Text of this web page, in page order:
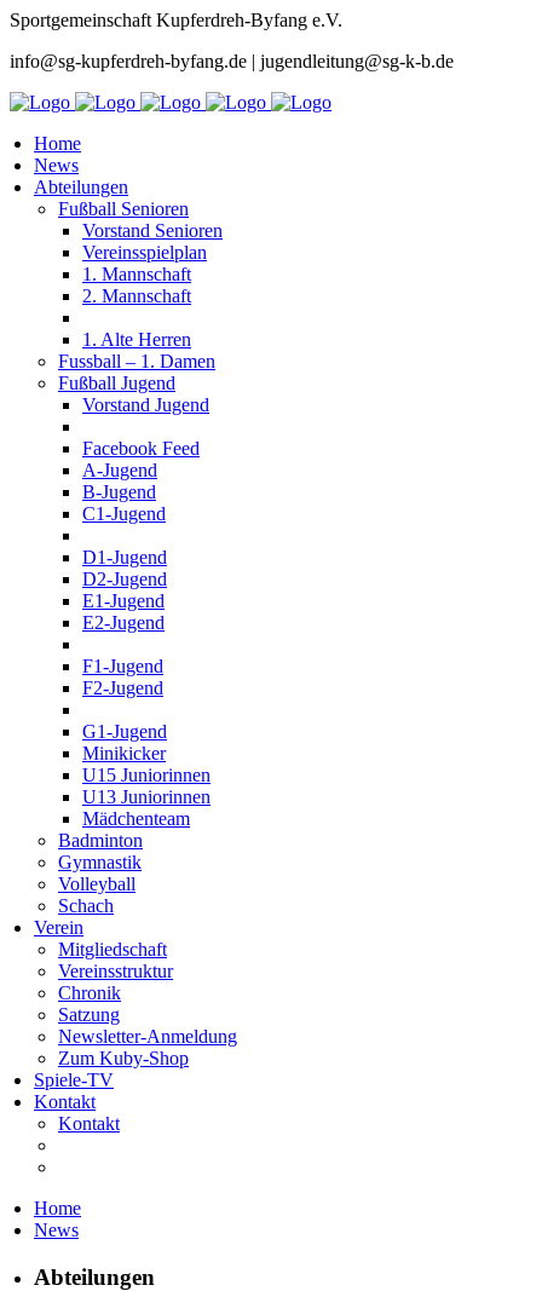
Sportgemeinschaft Kupferdreh-Byfang e.V.
info@sg-kupferdreh-byfang.de | jugendleitung@sg-k-b.de
Home
News
Abteilungen
Fußball Senioren
Vorstand Senioren
Vereinsspielplan
1. Mannschaft
2. Mannschaft
1. Alte Herren
Fussball – 1. Damen
Fußball Jugend
Vorstand Jugend
Facebook Feed
A-Jugend
B-Jugend
C1-Jugend
D1-Jugend
D2-Jugend
E1-Jugend
E2-Jugend
F1-Jugend
F2-Jugend
G1-Jugend
Minikicker
U15 Juniorinnen
U13 Juniorinnen
Mädchenteam
Badminton
Gymnastik
Volleyball
Schach
Verein
Mitgliedschaft
Vereinsstruktur
Chronik
Satzung
Newsletter-Anmeldung
Zum Kuby-Shop
Spiele-TV
Kontakt
Kontakt
Home
News
Abteilungen